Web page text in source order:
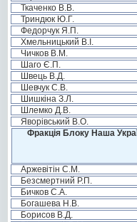
Ткаченко В.В.
Триндюк Ю.Г.
Федорчук Я.П.
Хмельницький В.І.
Чичков В.М.
Шаго Є.П.
Швець В.Д.
Шевчук С.В.
Шишкіна З.Л.
Шлемко Д.В.
Яворівський В.О.
Фракція Блоку Наша
Аржевітін С.М.
Безсмертний Р.П.
Бичков С.А.
Богашева Н.В.
Борисов В.Д.